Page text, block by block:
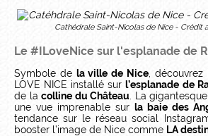
Cathédrale Saint-Nicolas de Nice - Crédit
Le #ILoveNice sur l'esplanade de
Symbole de la ville de Nice ,
LOVE NICE installé sur l’esplanade de
de la colline du Château . La
une vue imprenable sur la baie des
tendance sur le réseau social
booster l’image de Nice comme LA